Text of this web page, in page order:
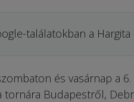
találatokban a
és vasárnap a
tornára Budapestről,